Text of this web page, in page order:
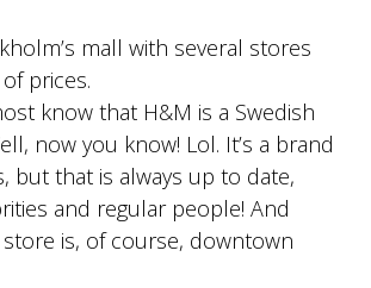
mall with several stores
prices.
know that H&M is a Swedish
now you know! Lol. It’s a brand
but that is always up to date,
and regular people! And
store is, of course, downtown